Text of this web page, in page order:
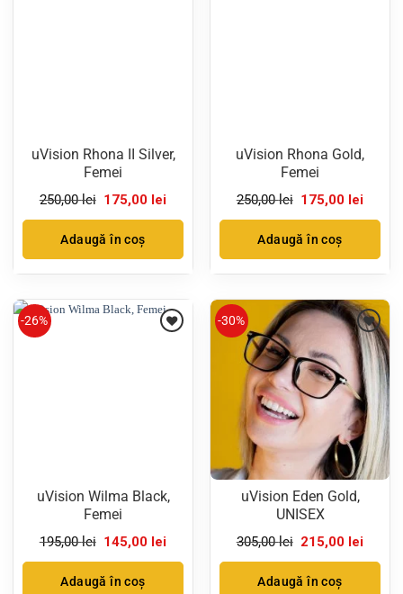
uVision Rhona II Silver,
Femei
250,00lei Prețul
inițial
fost:
250,00 lei.
175,00 leiPrețul
este:
Adaugă în coș
uVision Rhona Gold,
Femei
250,00lei Prețul
inițial
fost:
250,00 lei.
175,00 leiPrețul
este:
Adaugă în coș
-26%
uVision Wilma Black,
Femei
195,00lei Prețul
fost:
145,00 leiPrețul
este:
Adaugă în coș
-30%
uVision Eden Gold,
UNISEX
305,00lei Prețul
fost:
215,00 leiPrețul
este:
Adaugă în coș